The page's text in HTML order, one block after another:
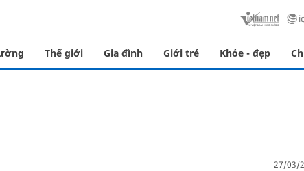
Thế giới Gia đình Giới trẻ Khỏe - đẹp
27/03/